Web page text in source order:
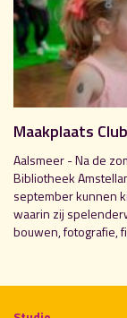
Maakplaats
Aalsmeer - Na de
Bibliotheek
september kunnen
waarin zij
bouwen, fotografie,